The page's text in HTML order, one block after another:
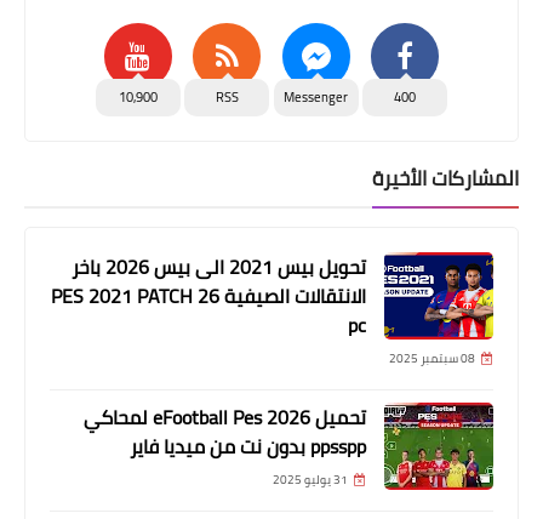
400
Messenger
RSS
10,900
المشاركات الأخيرة
تحويل بيس 2021 الى بيس 2026 باخر
الانتقالات الصيفية PES 2021 PATCH 26
pc
08 سبتمبر 2025
تحميل eFootball Pes 2026 لمحاكي
ppsspp بدون نت من ميديا فاير
31 يوليو 2025